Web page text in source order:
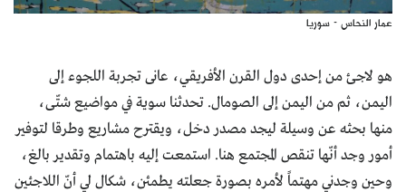
عمار النحاس - سوريا
هو لاجئ من إحدى دول القرن الأفريقي، عانى تجربة اللجوء إلى
اليمن، ثم من اليمن إلى الصومال. تحدثنا سوية في مواضيع شتّى،
منها بحثه عن وسيلة ليجد مصدر دخل، ويقترح مشاريع وطرقا لتوفير
أمور وجد أنّها تنقص المجتمع هنا. استمعت إليه باهتمام وتقدير بالغ،
وحين وجدني مهتماً لأمره بصورة جعلته يطمئن، شكال لي أنّ اللاجئين